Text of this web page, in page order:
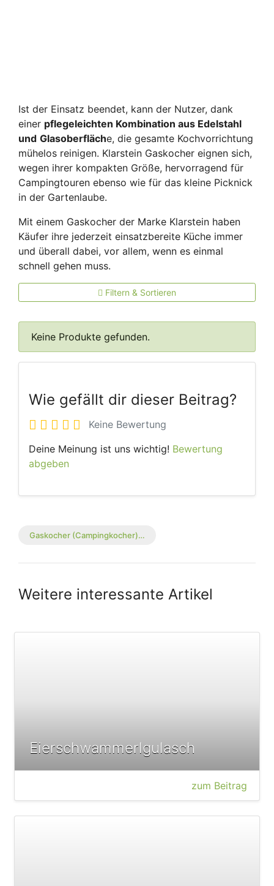
Ist der Einsatz beendet, kann der Nutzer, dank
einer pflegeleichten Kombination aus Edelstahl
und Glasoberfläche, die gesamte Kochvorrichtung
mühelos reinigen. Klarstein Gaskocher eignen sich,
wegen ihrer kompakten Größe, hervorragend für
Campingtouren ebenso wie für das kleine Picknick
in der Gartenlaube.
Mit einem Gaskocher der Marke Klarstein haben
Käufer ihre jederzeit einsatzbereite Küche immer
und überall dabei, vor allem, wenn es einmal
schnell gehen muss.
Filtern & Sortieren
Keine Produkte gefunden.
Wie gefällt dir dieser Beitrag?
Keine Bewertung
Deine Meinung ist uns wichtig! Bewertung
abgeben
Gaskocher (Campingkocher)…
Weitere interessante Artikel
Eierschwammerlgulasch
zum Beitrag